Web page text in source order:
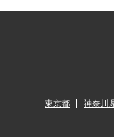
東京都 神奈川